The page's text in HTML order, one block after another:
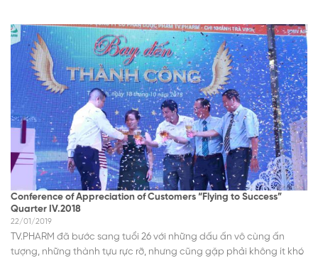
Conference of Appreciation of Customers “Flying to Success”
Quarter IV.2018
22/01/2019
TV.PHARM đã bước sang tuổi 26 với những dấu ấn vô cùng ấn
tượng, những thành tựu rực rỡ, nhưng cũng gặp phải không ít khó